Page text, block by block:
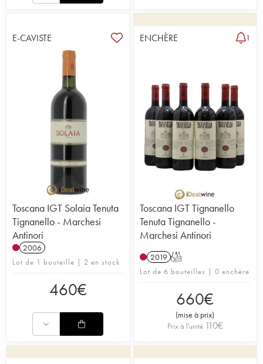
E-CAVISTE
Toscana IGT Solaia Tenuta
Tignanello - Marchesi
Antinori
2006
Lot de 1 bouteille | 2 en stock
460€
ENCHÈRE 1
Toscana IGT Tignanello
Tenuta Tignanello -
Marchesi Antinori
2019 T
Lot de 6 bouteilles | 0 enchère
660€
(mise à prix)
Prix à l'unité 110€